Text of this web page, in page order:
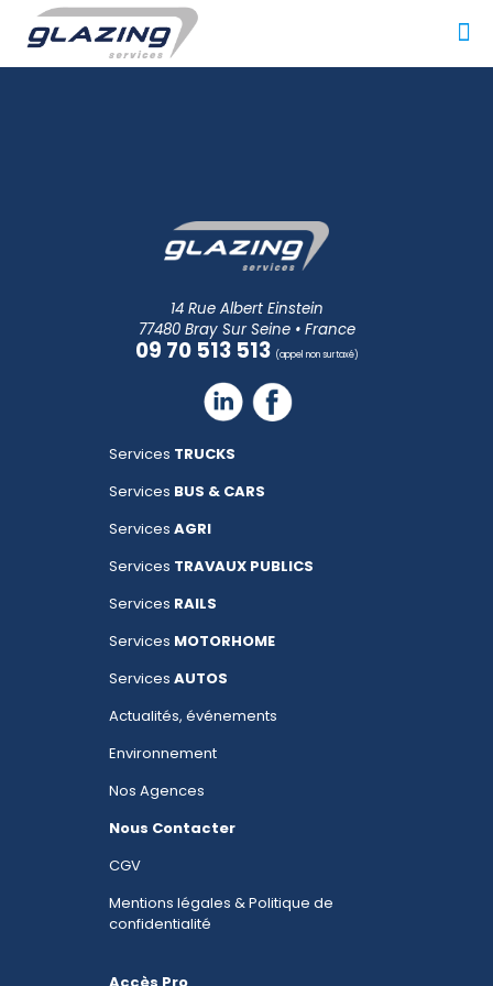
14 Rue Albert Einstein
77480 Bray Sur Seine • France
09 70 513 513 (appel non surtaxé)
Services TRUCKS
Services BUS & CARS
Services AGRI
Services TRAVAUX PUBLICS
Services RAILS
Services MOTORHOME
Services AUTOS
Actualités, événements
Environnement
Nos Agences
Nous Contacter
CGV
Mentions légales & Politique de
confidentialité